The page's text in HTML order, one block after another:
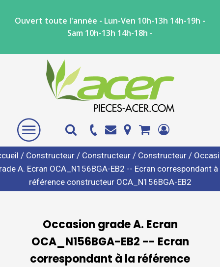
Ouvert toute l'année - Lun-Ven 10h-13h 14h-19h -
Sam 10h-13h 14h-18h -
/ Constructeur/ Constructeur/ Constructeur/
A. Ecran OCA_N156BGA-EB2 -- Ecran correspondant à
référence constructeur OCA_N156BGA-EB2
Occasion grade A. Ecran
OCA_N156BGA-EB2 -- Ecran
correspondant à la référence